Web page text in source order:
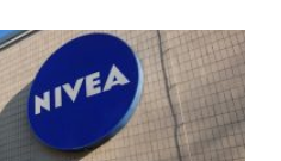
en voert de